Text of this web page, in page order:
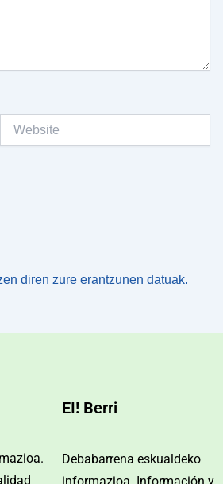
diren zure erantzunen datuak.
EI! Berri
Debabarrena eskualdeko